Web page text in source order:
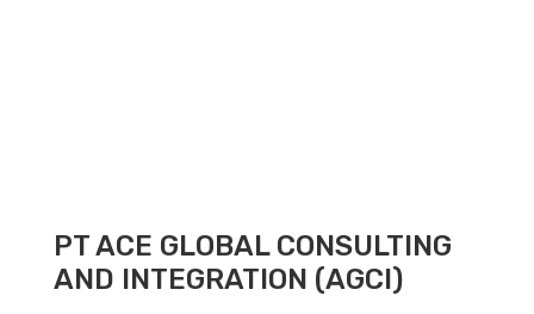
PT ACE GLOBAL CONSULTING
AND INTEGRATION (AGCI)